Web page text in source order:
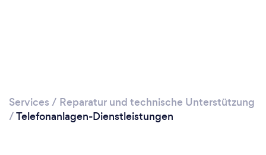
Services / Reparatur und technische Unterstützung
/Telefonanlagen-Dienstleistungen